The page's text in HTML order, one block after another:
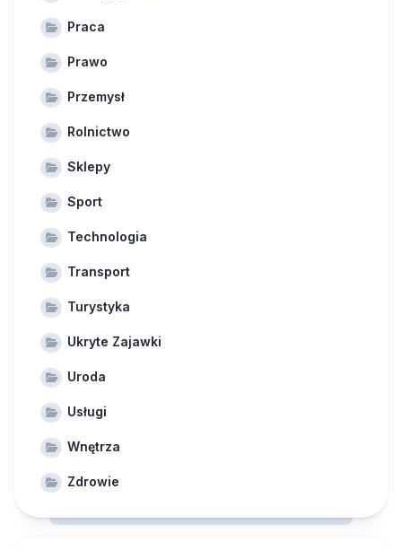
Praca
Prawo
Przemysł
Rolnictwo
Sklepy
Sport
Technologia
Transport
Turystyka
Ukryte Zajawki
Uroda
Usługi
Wnętrza
Zdrowie